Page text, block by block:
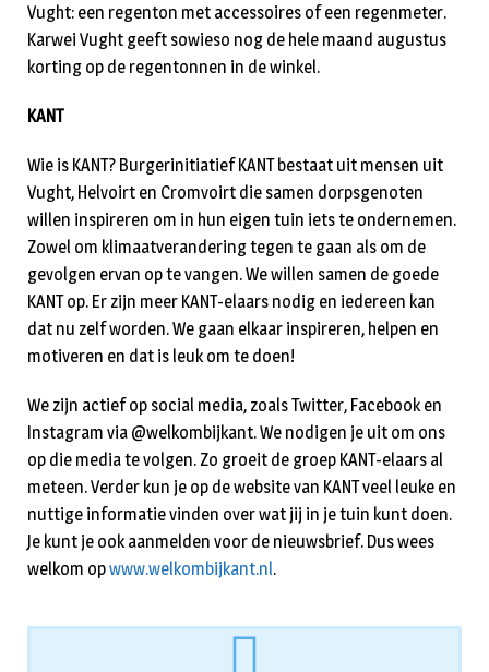
Vught: een regenton met accessoires of een regenmeter.
Karwei Vught geeft sowieso nog de hele maand augustus
korting op de regentonnen in de winkel.
KANT
Wie is KANT? Burgerinitiatief KANT bestaat uit mensen uit
Vught, Helvoirt en Cromvoirt die samen dorpsgenoten
willen inspireren om in hun eigen tuin iets te ondernemen.
Zowel om klimaatverandering tegen te gaan als om de
gevolgen ervan op te vangen. We willen samen de goede
KANT op. Er zijn meer KANT-elaars nodig en iedereen kan
dat nu zelf worden. We gaan elkaar inspireren, helpen en
motiveren en dat is leuk om te doen!
We zijn actief op social media, zoals Twitter, Facebook en
Instagram via @welkombijkant. We nodigen je uit om ons
op die media te volgen. Zo groeit de groep KANT-elaars al
meteen. Verder kun je op de website van KANT veel leuke en
nuttige informatie vinden over wat jij in je tuin kunt doen.
Je kunt je ook aanmelden voor de nieuwsbrief. Dus wees
welkom opwww.welkombijkant.nl.